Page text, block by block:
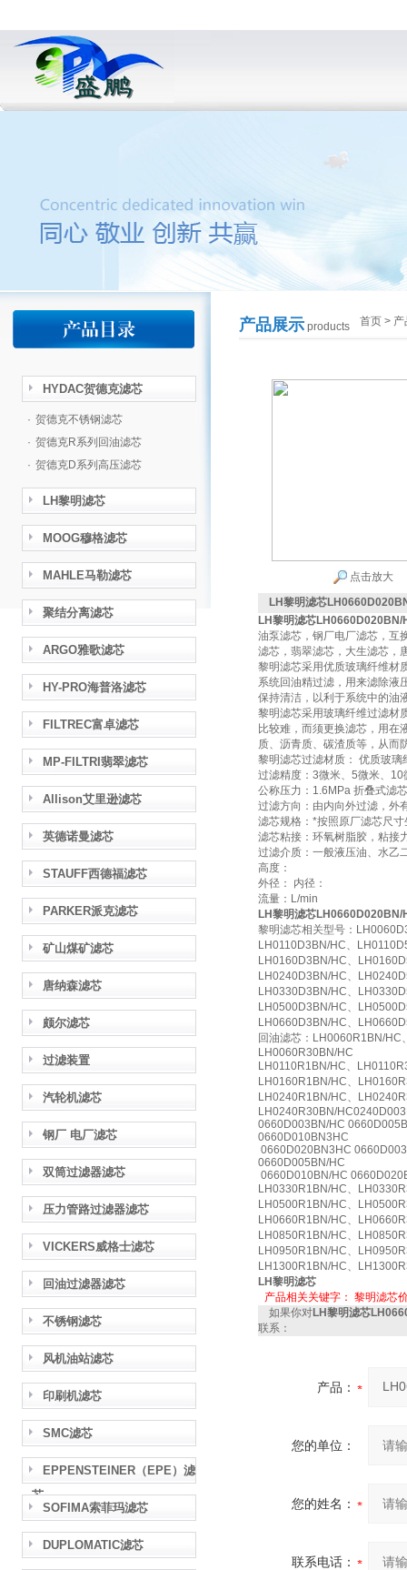
HYDAC贺德克滤芯
· 贺德克不锈钢滤芯
· 贺德克R系列回油滤芯
· 贺德克D系列高压滤芯
LH黎明滤芯
MOOG穆格滤芯
MAHLE马勒滤芯
聚结分离滤芯
ARGO雅歌滤芯
HY-PRO海普洛滤芯
FILTREC富卓滤芯
MP-FILTRI翡翠滤芯
Allison艾里逊滤芯
英德诺曼滤芯
STAUFF西德福滤芯
PARKER派克滤芯
矿山煤矿滤芯
唐纳森滤芯
颇尔滤芯
过滤装置
汽轮机滤芯
钢厂 电厂滤芯
双筒过滤器滤芯
压力管路过滤器滤芯
VICKERS威格士滤芯
回油过滤器滤芯
不锈钢滤芯
风机油站滤芯
印刷机滤芯
SMC滤芯
EPPENSTEINER（EPE）滤
芯
SOFIMA索菲玛滤芯
DUPLOMATIC滤芯
产品展示products 首页> 产
点击放大
LH黎明滤芯
LH黎明滤芯LH0660D020BN/
油泵滤芯，钢厂电厂滤芯，互
滤芯，翡翠滤芯，大生滤芯，
黎明滤芯采用优质玻璃纤维材
系统回油精过滤，用来滤除液
保持清洁，以利于系统中的油
黎明滤芯采用玻璃纤维过滤材
比较难，而须更换滤芯，用在
质、沥青质、碳渣质等，从而
黎明滤芯过滤材质： 优质玻璃
过滤精度：3微米、5微米、
公称压力：1.6MPa 折叠式滤芯
过滤方向：由内向外过滤，外
滤芯规格：*按照原厂滤芯尺
滤芯粘接：环氧树脂胶，粘接
过滤介质：一般液压油、水乙
高度：
外径： 内径：
流量：L/min
LH黎明滤芯LH0660D020BN/
黎明滤芯相关型号：
LH0110D3BN/HC、
LH0160D3BN/HC、
LH0240D3BN/HC、
LH0330D3BN/HC、
LH0500D3BN/HC、
LH0660D3BN/HC、
回油滤芯：LH0060R1BN/
LH0060R30BN/HC
LH0110R1BN/HC、
LH0160R1BN/HC、
LH0240R1BN/HC、
LH0240R30BN/
0660D003BN/HC
0660D010BN3HC
0660D020BN3HC
0660D005BN/HC
0660D010BN/HC
LH0330R1BN/HC、
LH0500R1BN/HC、
LH0660R1BN/HC、
LH0850R1BN/HC、
LH0950R1BN/HC、
LH1300R1BN/HC、
LH黎明滤芯
产品相关关键字： 黎明滤芯
如果你对LH黎明滤芯
联系：
产品：
您的单位：
您的姓名：
联系电话：